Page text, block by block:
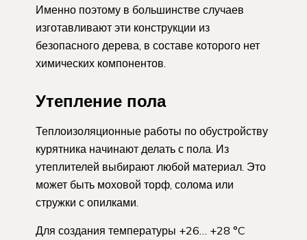
Именно поэтому в большинстве случаев
изготавливают эти конструкции из
безопасного дерева, в составе которого нет
химических компонентов.
Утепление пола
Теплоизоляционные работы по обустройству
курятника начинают делать с пола. Из
утеплителей выбирают любой материал. Это
может быть моховой торф, солома или
стружки с опилками.
Для создания температуры +26… +28 °C